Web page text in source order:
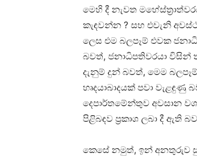
මෙහි දී නැවත
කැඳවන්න ? සහ එවැනි
ලෙස එම බලපෑම් එවක
බවත්, ජනාධිපතිවරයා විසින්
දැනුම් දුන් බවත්, මෙම
හෘදයාබාදයක් පවා
දෙපාර්තමේන්තුව අවසාන
පිළිබඳව ප්‍රකාශ ලබා දී ඇති
කෙසේ නමුත්, ඉන් අනතුරුව